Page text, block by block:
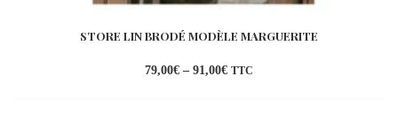
STORE LIN BRODÉ MODÈLE MARGUERITE
79,00€ – 91,00€ TTC